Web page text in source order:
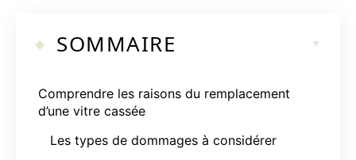
SOMMAIRE
Comprendre les raisons du remplacement
d’une vitre cassée
Les types de dommages à considérer